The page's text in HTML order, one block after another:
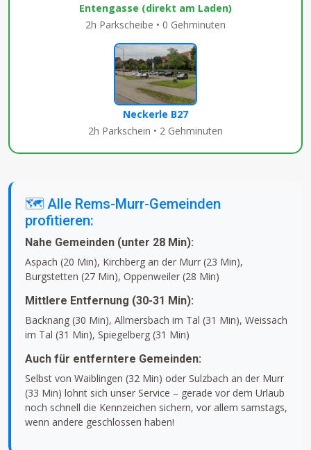
Entengasse (direkt am Laden)
2h Parkscheibe • 0 Gehminuten
Neckerle B27
2h Parkschein • 2 Gehminuten
🗺️ Alle Rems-Murr-Gemeinden
profitieren:
Nahe Gemeinden (unter 28 Min):
Aspach (20 Min), Kirchberg an der Murr (23 Min),
Burgstetten (27 Min), Oppenweiler (28 Min)
Mittlere Entfernung (30-31 Min):
Backnang (30 Min), Allmersbach im Tal (31 Min), Weissach
im Tal (31 Min), Spiegelberg (31 Min)
Auch für entferntere Gemeinden:
Selbst von Waiblingen (32 Min) oder Sulzbach an der Murr
(33 Min) lohnt sich unser Service – gerade vor dem Urlaub
noch schnell die Kennzeichen sichern, vor allem samstags,
wenn andere geschlossen haben!